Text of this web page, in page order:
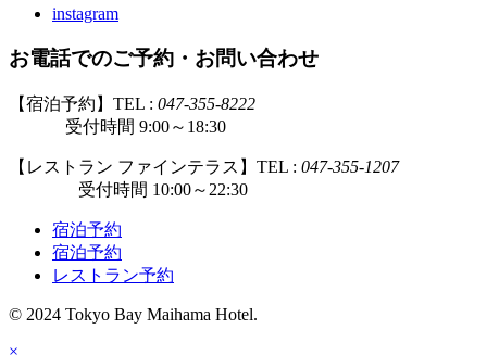
instagram
お電話でのご予約・お問い合わせ
【宿泊予約】TEL : 047-355-8222
受付時間 9:00～18:30
【レストラン ファインテラス】TEL : 047-355-1207
受付時間 10:00～22:30
宿泊予約
宿泊予約
レストラン予約
© 2024 Tokyo Bay Maihama Hotel.
×